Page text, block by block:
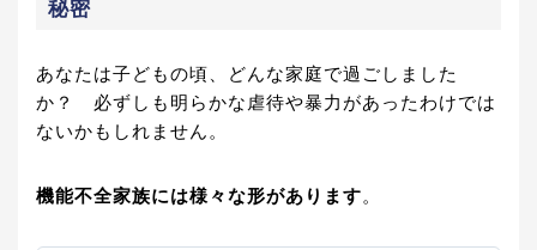
秘密
あなたは子どもの頃、どんな家庭で過ごしました
か？ 必ずしも明らかな虐待や暴力があったわけでは
ないかもしれません。
機能不全家族には様々な形があります。